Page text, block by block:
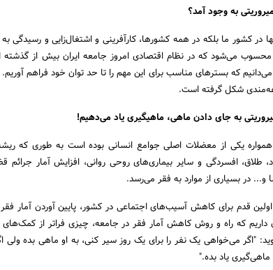
به وجود آمد؟
در کشور ما بلکه در همه کشورها، کارآفرینی و اشتغال‌زایی و رسیدگی
می‌شود که در نظام اقتصادی امروز جامعه ایران بیش از گذشته
که بسترهای مناسب برای این مهم را تا حد توان خود فراهم
شکل گرفته است.
به جای دادن ماهی، ماهیگیری یاد می‌دهیم!
یکی از معضلات اصلی جوامع انسانی بوده است به طوری که
طلاق، افسردگی و سایر بیماری‌های روحی روانی، افزایش آمار
و... در بسیاری از موارد به فقر می‌رسد.
قدم برای کاهش آسیب‌های اجتماعی در کشور، پایین آوردن آمار
داریم که راه و روش کاهش آمار فقر در جامعه، چیزی فراتر از
"اگر می‌خواهی یک نفر را برای یک روز سیر کنی، به او ماهی بده ولی
ماهی‌گیری یاد بده."